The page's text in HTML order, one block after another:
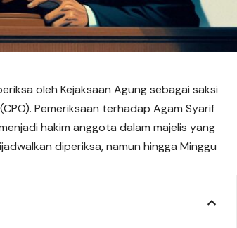
oleh Kejaksaan Agung sebagai saksi
Pemeriksaan terhadap Agam Syarif
hakim anggota dalam majelis yang
diperiksa, namun hingga Minggu